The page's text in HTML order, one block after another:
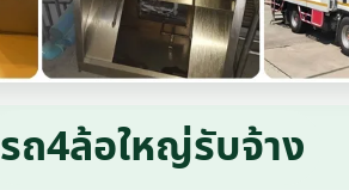
รถ4ล้อใหญ่รับจ้าง